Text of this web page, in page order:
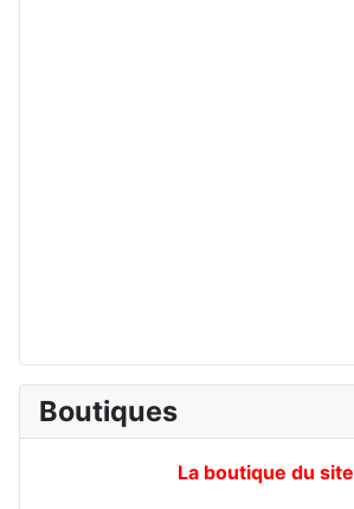
Boutiques
La boutique du site